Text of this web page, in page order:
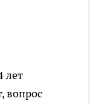
лет
вопрос